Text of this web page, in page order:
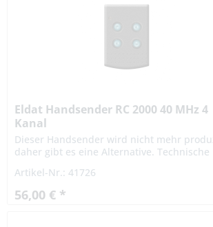
Eldat Handsender RC 2000 40 MHz 4
Kanal
Dieser Handsender wird nicht mehr
daher gibt es eine Alternative. Technische
Kanäle: 4 Codierung: Rollingcode Batterie:...
Artikel-Nr.: 41726
56,00 € *